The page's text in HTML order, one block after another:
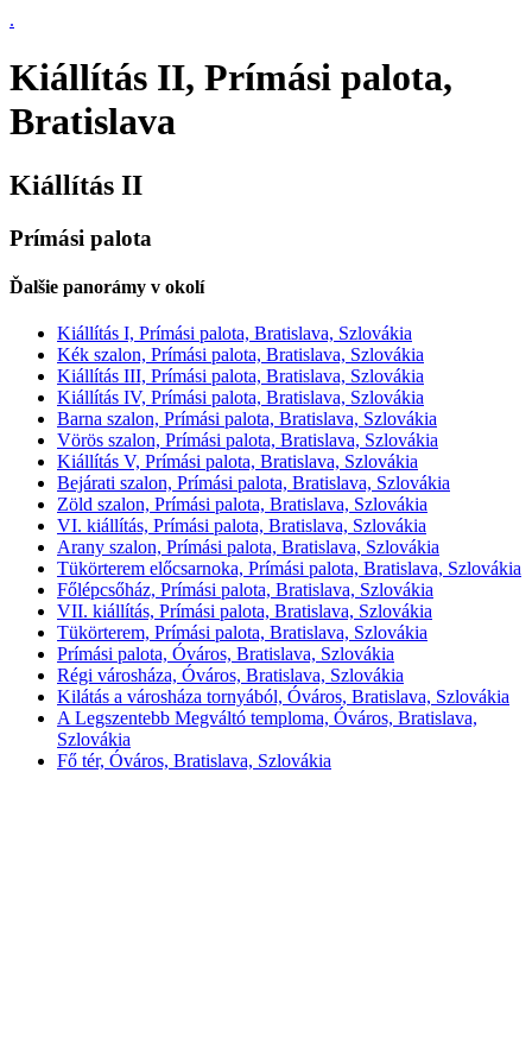
.
Kiállítás II, Prímási palota,
Bratislava
Kiállítás II
Prímási palota
Ďalšie panorámy v okolí
Kiállítás I, Prímási palota, Bratislava, Szlovákia
Kék szalon, Prímási palota, Bratislava, Szlovákia
Kiállítás III, Prímási palota, Bratislava, Szlovákia
Kiállítás IV, Prímási palota, Bratislava, Szlovákia
Barna szalon, Prímási palota, Bratislava, Szlovákia
Vörös szalon, Prímási palota, Bratislava, Szlovákia
Kiállítás V, Prímási palota, Bratislava, Szlovákia
Bejárati szalon, Prímási palota, Bratislava, Szlovákia
Zöld szalon, Prímási palota, Bratislava, Szlovákia
VI. kiállítás, Prímási palota, Bratislava, Szlovákia
Arany szalon, Prímási palota, Bratislava, Szlovákia
Tükörterem előcsarnoka, Prímási palota, Bratislava, Szlovákia
Főlépcsőház, Prímási palota, Bratislava, Szlovákia
VII. kiállítás, Prímási palota, Bratislava, Szlovákia
Tükörterem, Prímási palota, Bratislava, Szlovákia
Prímási palota, Óváros, Bratislava, Szlovákia
Régi városháza, Óváros, Bratislava, Szlovákia
Kilátás a városháza tornyából, Óváros, Bratislava, Szlovákia
A Legszentebb Megváltó temploma, Óváros, Bratislava,
Szlovákia
Fő tér, Óváros, Bratislava, Szlovákia